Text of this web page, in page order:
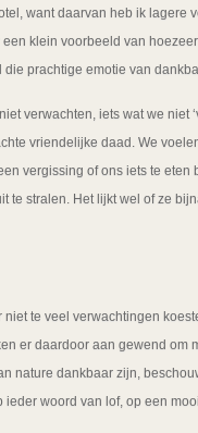
want daarvan heb ik lagere
klein voorbeeld van
prachtige emotie van
verwachten, iets wat we niet
vriendelijke daad. We
vergissing of ons iets te eten
te stralen. Het lijkt wel of ze
te veel verwachtingen
er daardoor aan gewend om
nature dankbaar zijn,
woord van lof, op een